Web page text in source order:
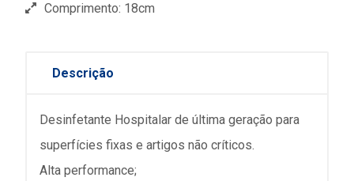
Comprimento: 18cm
Descrição
Desinfetante Hospitalar de última geração para
superfícies fixas e artigos não críticos.
Alta performance;